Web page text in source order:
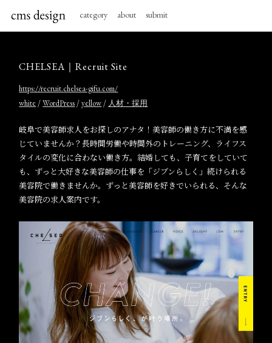
category about submit
CHELSEA｜Recruit Site
https://recruit.chelsea-gifu.com/
white /WordPress /yellow / 人材・採用
岐阜で美容師求人をお探しのアナタ！美容師の働き方に不満を感
じていませんか？長時間労働や時間外のトレーニング、ライフス
タイルの変化に合わない働き方。結婚しても、子育てをしていて
も、ずっと大好きな美容師の仕事を「ジブンらしく」続けられる
美容院で働きませんか。ずっと美容師を好きでいられる、そんな
美容院の求人案内です。